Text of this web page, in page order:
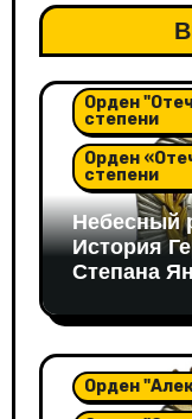
Орден
Орден
степени
Орден
степени
Небесный
История
Степана
Орден